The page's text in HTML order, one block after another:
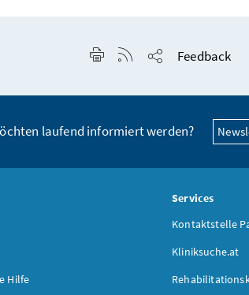
Seite drucken
RSS-Feed anzeigen
Feedback
laufend informiert werden?
Hilfe
Services
Kontaktstelle
Kliniksuche.at